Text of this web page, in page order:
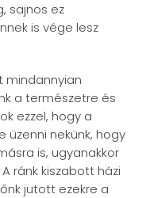
sajnos ez
is vége lesz
mindannyian
a természetre és
ezzel, hogy a
nekünk, hogy
is, ugyanakkor
ránk kiszabott házi
jutott ezekre a